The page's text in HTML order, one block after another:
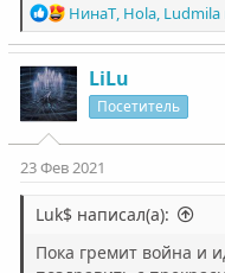
Р
е
а
к
ц
и
и
:
НинаТ, Hola, Ludmila
LiLu
Посетитель
23 Фев 2021
Luk$ написал(а):
Пока гремит война и